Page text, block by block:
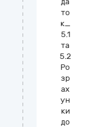
то
к_
5.1
та
5.2
Ро
зр
ах
ун
ки
до